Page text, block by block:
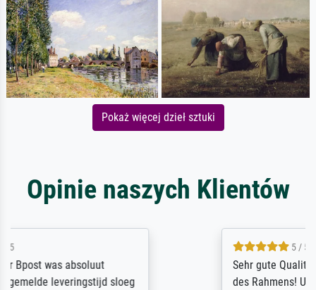
Pokaż więcej dzieł sztuki
Opinie naszych Klientów
Sehr gute Qualität des Leinwanddrucks und
des Rahmens! Unser Bild wurde sehr